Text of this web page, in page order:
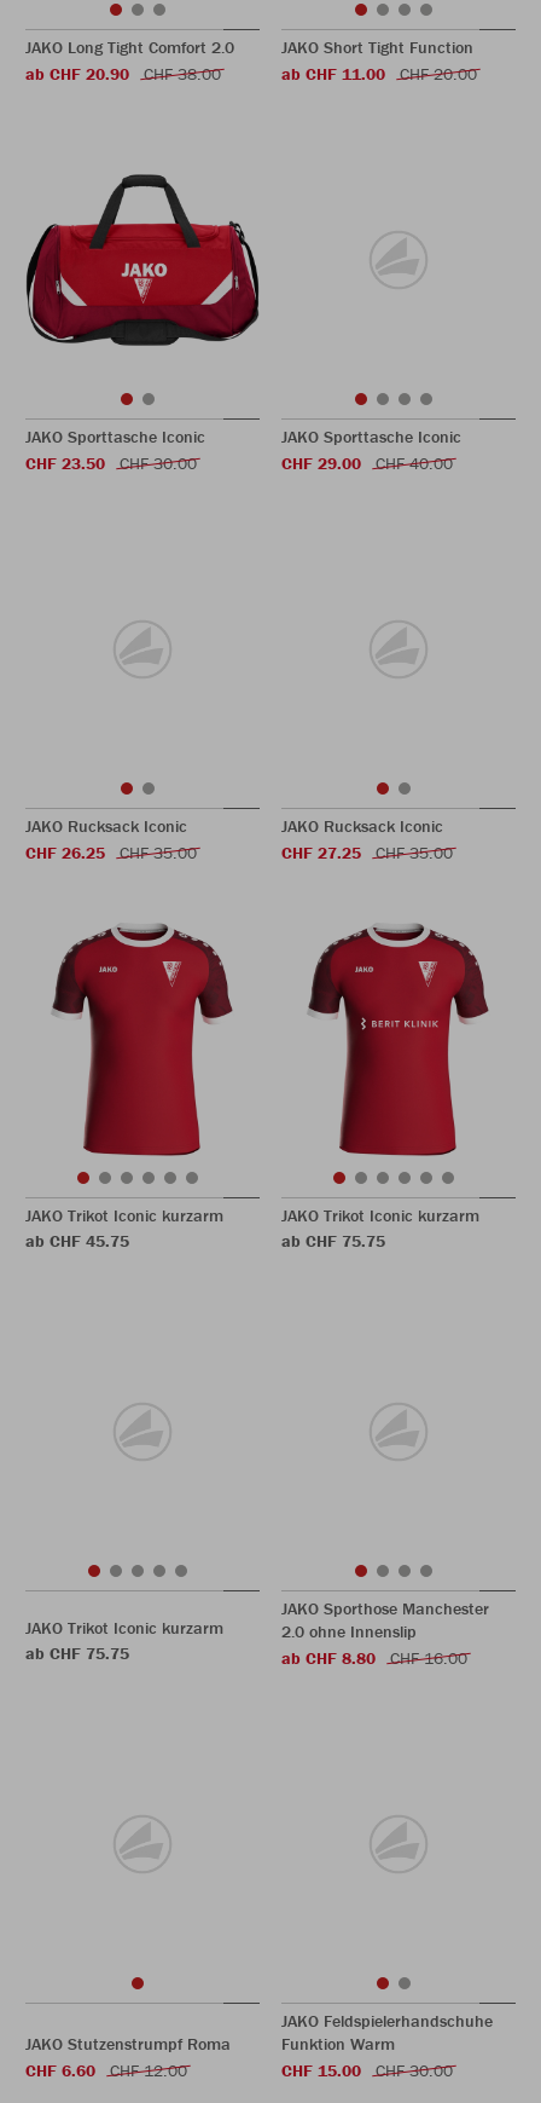
JAKO Long Tight Comfort 2.0
ab CHF 20.90
CHF 38.00
JAKO Short Tight Function
ab CHF 11.00
CHF 20.00
JAKO Sporttasche Iconic
CHF 23.50
CHF 30.00
JAKO Sporttasche Iconic
CHF 29.00
CHF 40.00
JAKO Rucksack Iconic
CHF 26.25
CHF 35.00
JAKO Rucksack Iconic
CHF 27.25
CHF 35.00
JAKO Trikot Iconic kurzarm
ab CHF 45.75
JAKO Trikot Iconic kurzarm
ab CHF 75.75
JAKO Trikot Iconic kurzarm
ab CHF 75.75
JAKO Sporthose Manchester
2.0 ohne Innenslip
ab CHF 8.80
CHF 16.00
JAKO Stutzenstrumpf Roma
CHF 6.60
CHF 12.00
JAKO Feldspielerhandschuhe
Funktion Warm
CHF 15.00
CHF 30.00